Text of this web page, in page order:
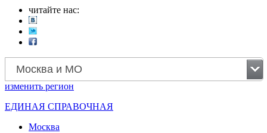
читайте нас:
Москва и МО
изменить регион
ЕДИНАЯ СПРАВОЧНАЯ
Москва